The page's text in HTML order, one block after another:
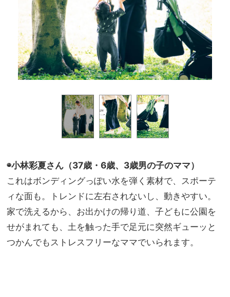
◉小林彩夏さん（37歳・6歳、3歳男の子のママ）
これはボンディングっぽい水を弾く素材で、スポーテ
ィな面も。トレンドに左右されないし、動きやすい。
家で洗えるから、お出かけの帰り道、子どもに公園を
せがまれても、土を触った手で足元に突然ギューッと
つかんでもストレスフリーなママでいられます。